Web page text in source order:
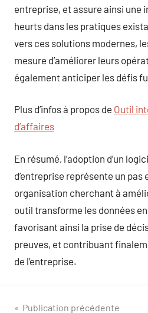
entreprise, et assure ainsi une
heurts dans les pratiques
vers ces solutions modernes,
mesure d’améliorer leurs
également anticiper les défis
Plus d’infos à propos de Outil
d’affaires
En résumé, l’adoption d’un
d’entreprise représente un
organisation cherchant à
outil transforme les données
favorisant ainsi la prise de
preuves, et contribuant
de l’entreprise.
Publication précédente